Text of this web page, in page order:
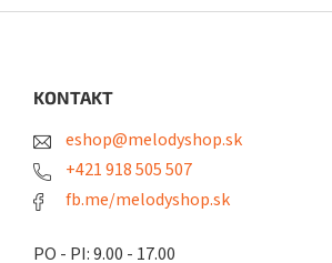
KONTAKT
eshop@melodyshop.sk
+421 918 505 507
fb.me/melodyshop.sk
PO - PI: 9.00 - 17.00